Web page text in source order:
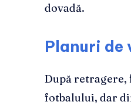
dovadă.
Planuri de
După retragere,
fotbalului, dar